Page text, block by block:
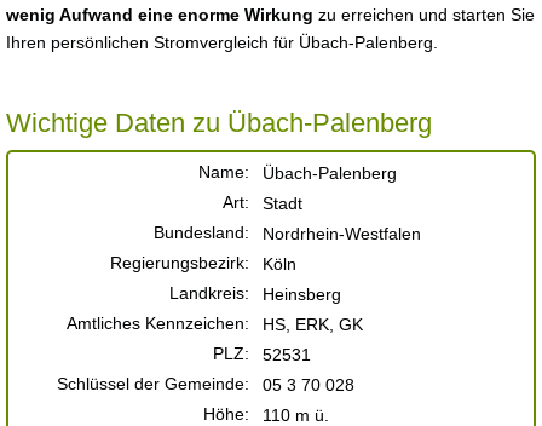
wenig Aufwand eine enorme Wirkung zu erreichen und starten Sie
Ihren persönlichen Stromvergleich für Übach-Palenberg.
Wichtige Daten zu Übach-Palenberg
Name:
Übach-Palenberg
Art:
Stadt
Bundesland:
Nordrhein-Westfalen
Regierungsbezirk:
Köln
Landkreis:
Heinsberg
Amtliches Kennzeichen:
HS, ERK, GK
PLZ:
52531
Schlüssel der Gemeinde:
05 3 70 028
Höhe:
110 m ü.